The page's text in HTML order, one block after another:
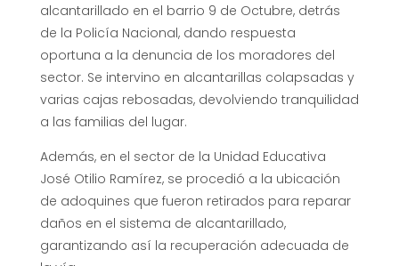
alcantarillado en el barrio 9 de Octubre, detrás
de la Policía Nacional, dando respuesta
oportuna a la denuncia de los moradores del
sector. Se intervino en alcantarillas colapsadas y
varias cajas rebosadas, devolviendo tranquilidad
a las familias del lugar.
Además, en el sector de la Unidad Educativa
José Otilio Ramírez, se procedió a la ubicación
de adoquines que fueron retirados para reparar
daños en el sistema de alcantarillado,
garantizando así la recuperación adecuada de